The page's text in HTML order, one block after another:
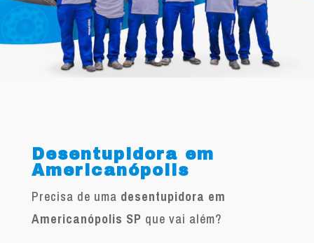
Desentupidora em
Americanópolis
Precisa de uma desentupidora em
Americanópolis SP que vai além?